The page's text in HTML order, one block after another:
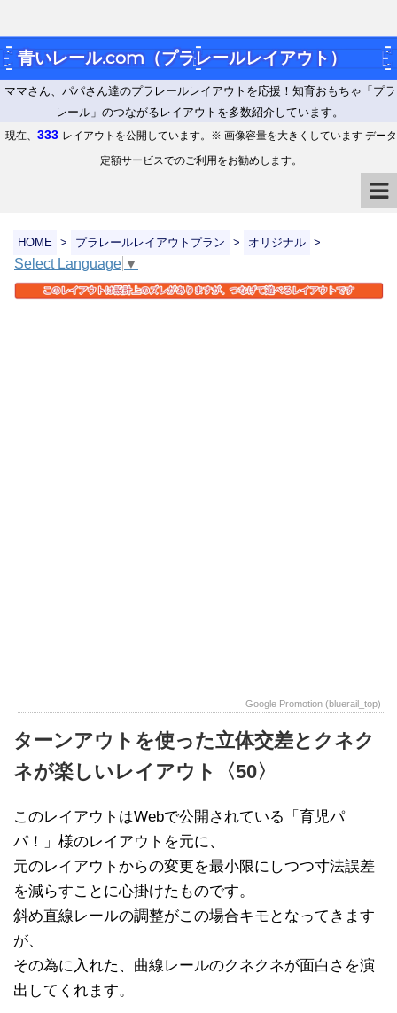
青いレール.com（プラレールレイアウト）
ママさん、パパさん達のプラレールレイアウトを応援！知育おもちゃ「プラ
レール」のつながるレイアウトを多数紹介しています。
現在、 333 レイアウトを公開しています。※ 画像容量を大きくしています データ
定額サービスでのご利用をお勧めします。
HOME > プラレールレイアウトプラン > オリジナル >
Select Language ▼
Google Promotion (bluerail_top)
ターンアウトを使った立体交差とクネク
ネが楽しいレイアウト〈50〉
このレイアウトはWebで公開されている「育児パ
パ！」様のレイアウトを元に、
元のレイアウトからの変更を最小限にしつつ寸法誤差
を減らすことに心掛けたものです。
斜め直線レールの調整がこの場合キモとなってきます
が、
その為に入れた、曲線レールのクネクネが面白さを演
出してくれます。